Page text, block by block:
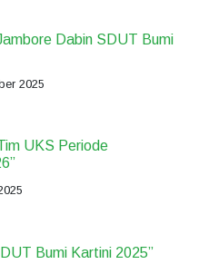
Dabin SDUT Bumi
2025
UKS Periode
Bumi Kartini 2025”